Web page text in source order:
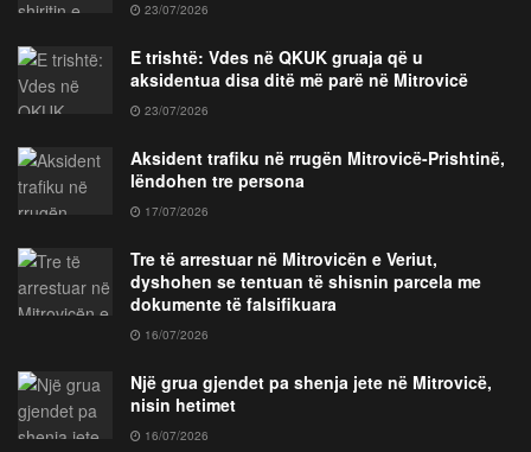
23/07/2026
E trishtë: Vdes në QKUK gruaja që u
aksidentua disa ditë më parë në Mitrovicë
23/07/2026
Aksident trafiku në rrugën Mitrovicë-Prishtinë,
lëndohen tre persona
17/07/2026
Tre të arrestuar në Mitrovicën e Veriut,
dyshohen se tentuan të shisnin parcela me
dokumente të falsifikuara
16/07/2026
Një grua gjendet pa shenja jete në Mitrovicë,
nisin hetimet
16/07/2026